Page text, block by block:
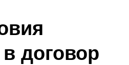
договор